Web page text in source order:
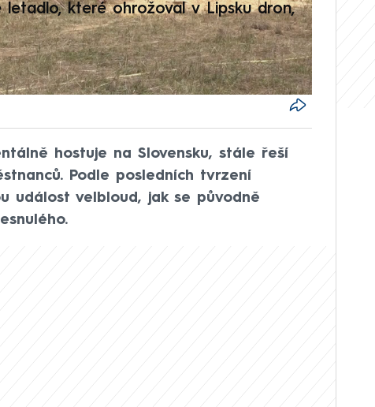
letadlo, které ohrožoval v Lipsku dron,
hostuje na Slovensku, stále řeší
Podle posledních tvrzení
událost velbloud, jak se původně